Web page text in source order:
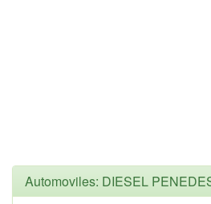
Automoviles: DIESEL